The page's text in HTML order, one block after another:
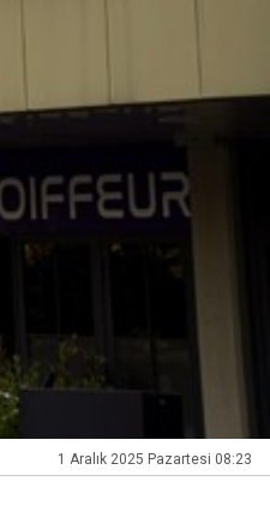
1 Aralık 2025 Pazartesi 08:23